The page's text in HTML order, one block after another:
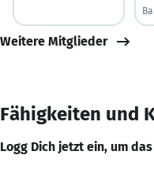
Weitere Mitglieder
Fähigkeiten und
Logg Dich jetzt ein, um